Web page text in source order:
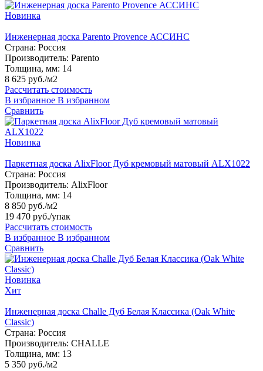
Новинка
Инженерная доска Parento Provence АССИНС
Страна: Россия
Производитель: Parento
Толщина, мм: 14
8 625 руб./м2
Рассчитать стоимость
В избранное В избранном
Сравнить
Новинка
Паркетная доска AlixFloor Дуб кремовый матовый ALX1022
Страна: Россия
Производитель: AlixFloor
Толщина, мм: 14
8 850 руб./м2
19 470 руб./упак
Рассчитать стоимость
В избранное В избранном
Сравнить
Новинка
Хит
Инженерная доска Challe Дуб Белая Классика (Oak White
Classic)
Страна: Россия
Производитель: CHALLE
Толщина, мм: 13
5 350 руб./м2